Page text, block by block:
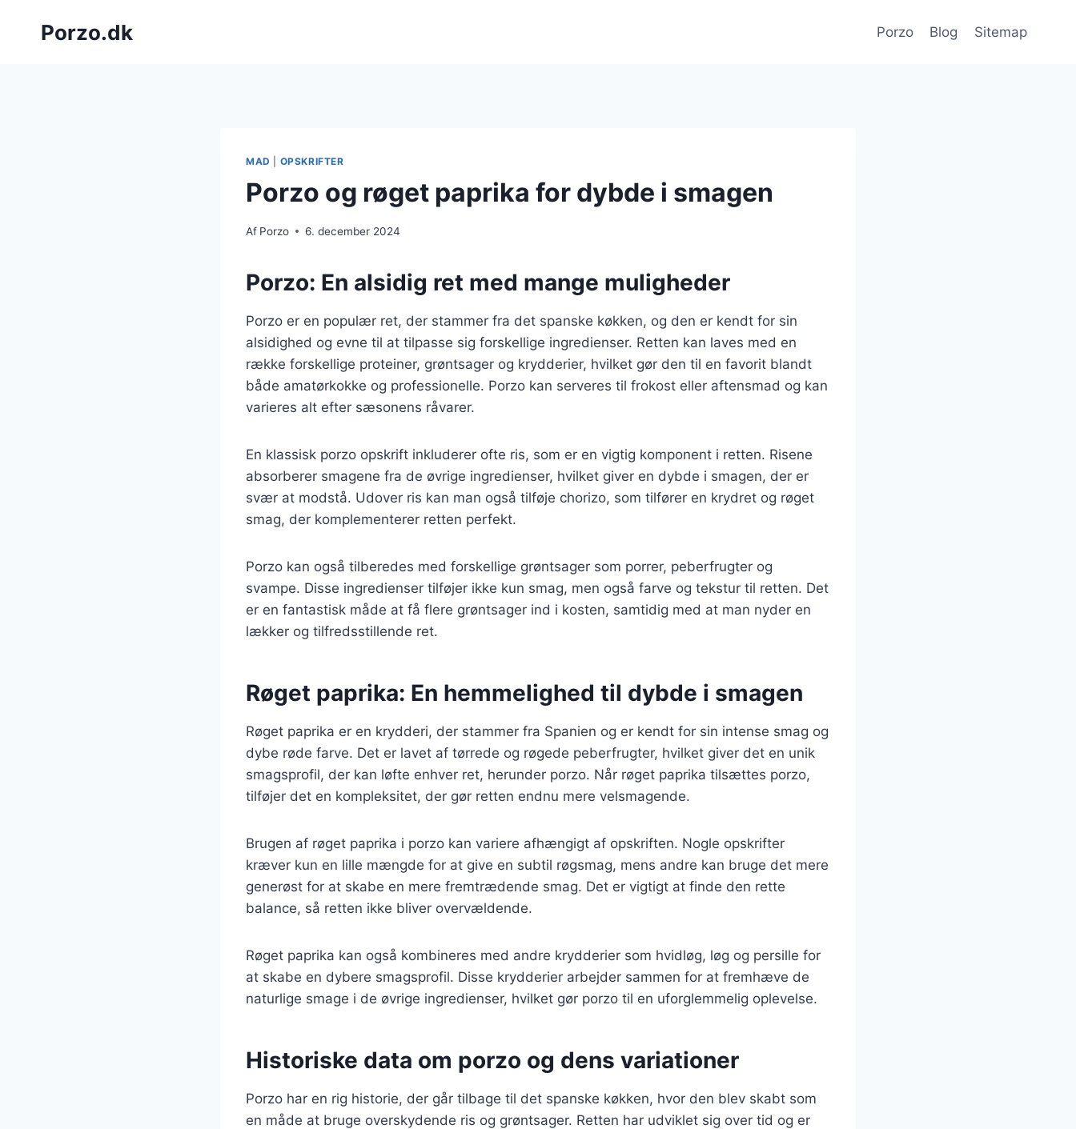
Porzo.dk Porzo Blog Sitemap
MAD OPSKRIFTER
Porzo og røget paprika for dybde i smagen
Af Porzo 6. december 2024
Porzo: En alsidig ret med mange muligheder
Porzo er en populær ret, der stammer fra det spanske køkken, og den er kendt for sin
alsidighed og evne til at tilpasse sig forskellige ingredienser. Retten kan laves med en
række forskellige proteiner, grøntsager og krydderier, hvilket gør den til en favorit blandt
både amatørkokke og professionelle. Porzo kan serveres til frokost eller aftensmad og kan
varieres alt efter sæsonens råvarer.
En klassisk porzo opskrift inkluderer ofte ris, som er en vigtig komponent i retten. Risene
absorberer smagene fra de øvrige ingredienser, hvilket giver en dybde i smagen, der er
svær at modstå. Udover ris kan man også tilføje chorizo, som tilfører en krydret og røget
smag, der komplementerer retten perfekt.
Porzo kan også tilberedes med forskellige grøntsager som porrer, peberfrugter og
svampe. Disse ingredienser tilføjer ikke kun smag, men også farve og tekstur til retten. Det
er en fantastisk måde at få flere grøntsager ind i kosten, samtidig med at man nyder en
lækker og tilfredsstillende ret.
Røget paprika: En hemmelighed til dybde i smagen
Røget paprika er en krydderi, der stammer fra Spanien og er kendt for sin intense smag og
dybe røde farve. Det er lavet af tørrede og røgede peberfrugter, hvilket giver det en unik
smagsprofil, der kan løfte enhver ret, herunder porzo. Når røget paprika tilsættes porzo,
tilføjer det en kompleksitet, der gør retten endnu mere velsmagende.
Brugen af røget paprika i porzo kan variere afhængigt af opskriften. Nogle opskrifter
kræver kun en lille mængde for at give en subtil røgsmag, mens andre kan bruge det mere
generøst for at skabe en mere fremtrædende smag. Det er vigtigt at finde den rette
balance, så retten ikke bliver overvældende.
Røget paprika kan også kombineres med andre krydderier som hvidløg, løg og persille for
at skabe en dybere smagsprofil. Disse krydderier arbejder sammen for at fremhæve de
naturlige smage i de øvrige ingredienser, hvilket gør porzo til en uforglemmelig oplevelse.
Historiske data om porzo og dens variationer
Porzo har en rig historie, der går tilbage til det spanske køkken, hvor den blev skabt som
en måde at bruge overskydende ris og grøntsager. Retten har udviklet sig over tid og er